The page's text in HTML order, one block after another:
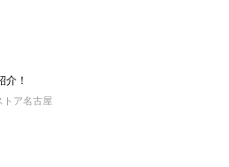
介！
トア名古屋